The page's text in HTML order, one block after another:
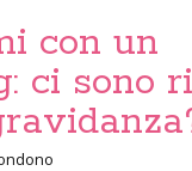
con un
ci sono